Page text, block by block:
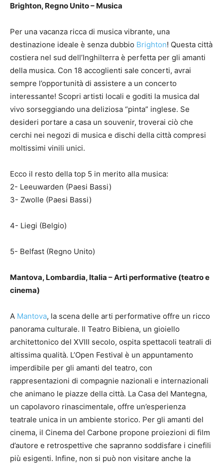
Brighton, Regno Unito – Musica
Per una vacanza ricca di musica vibrante, una
destinazione ideale è senza dubbio Brighton! Questa città
costiera nel sud dell’Inghilterra è perfetta per gli amanti
della musica. Con 18 accoglienti sale concerti, avrai
sempre l’opportunità di assistere a un concerto
interessante! Scopri artisti locali e goditi la musica dal
vivo sorseggiando una deliziosa “pinta” inglese. Se
desideri portare a casa un souvenir, troverai ciò che
cerchi nei negozi di musica e dischi della città compresi
moltissimi vinili unici.
Ecco il resto della top 5 in merito alla musica:
2- Leeuwarden (Paesi Bassi)
3- Zwolle (Paesi Bassi)
4- Liegi (Belgio)
5- Belfast (Regno Unito)
Mantova, Lombardia, Italia – Arti performative (teatro e
cinema)
A Mantova, la scena delle arti performative offre un ricco
panorama culturale. Il Teatro Bibiena, un gioiello
architettonico del XVIII secolo, ospita spettacoli teatrali di
altissima qualità. L’Open Festival è un appuntamento
imperdibile per gli amanti del teatro, con
rappresentazioni di compagnie nazionali e internazionali
che animano le piazze della città. La Casa del Mantegna,
un capolavoro rinascimentale, offre un’esperienza
teatrale unica in un ambiente storico. Per gli amanti del
cinema, il Cinema del Carbone propone proiezioni di film
d’autore e retrospettive che sapranno soddisfare i cinefili
più esigenti. Infine, non si può non visitare anche la